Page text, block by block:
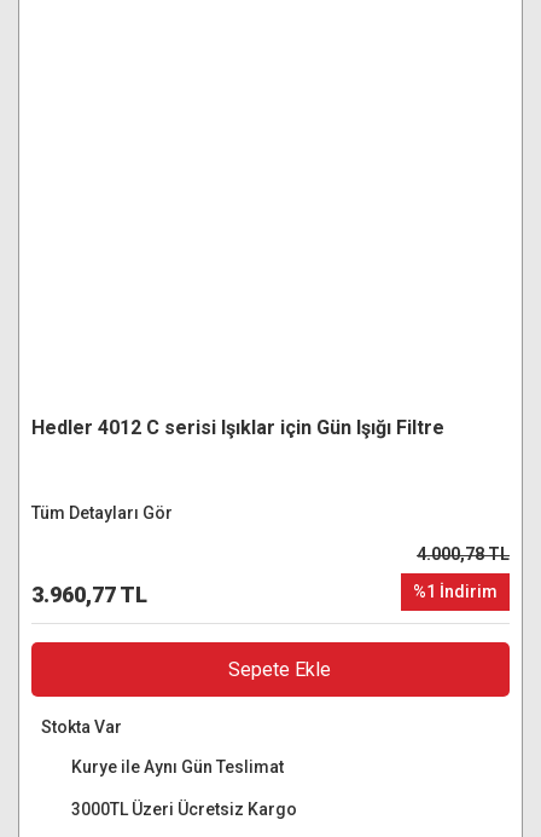
Hedler 4012 C serisi Işıklar için Gün Işığı Filtre
Tüm Detayları Gör
3.960,77 TL
4.000,78 TL
%1 İndirim
Sepete Ekle
Stokta Var
Kurye ile Aynı Gün Teslimat
3000TL Üzeri Ücretsiz Kargo